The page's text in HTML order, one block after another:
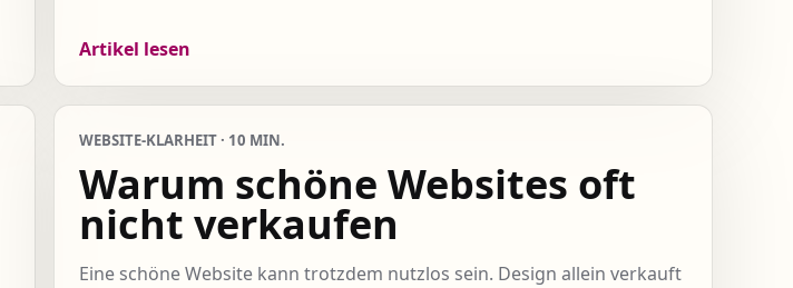
Artikel lesen
WEBSITE-KLARHEIT · 10 MIN.
Warum schöne Websites oft
nicht verkaufen
Eine schöne Website kann trotzdem nutzlos sein. Design allein verkauft